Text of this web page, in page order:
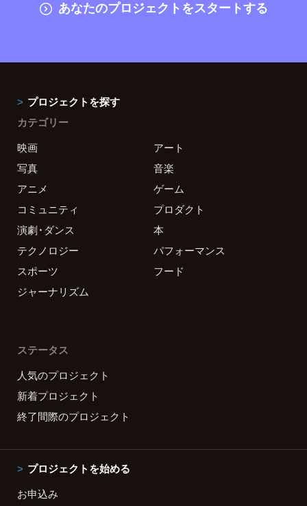
あなたのプロジェクトをスタートする
プロジェクトを探す
カテゴリー
映画
アート
写真
音楽
アニメ
ゲーム
コミュニティ
プロダクト
演劇・ダンス
本
テクノロジー
パフォーマンス
スポーツ
フード
ジャーナリズム
ステータス
人気のプロジェクト
新着プロジェクト
終了間際のプロジェクト
プロジェクトを始める
お申込み